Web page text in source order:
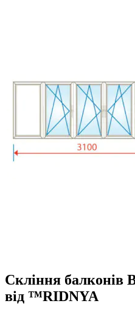
Скління балконів
від ™RIDNYA